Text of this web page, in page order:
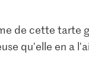
de cette
qu'elle en a